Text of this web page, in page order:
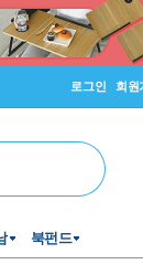
로그인 회원
북펀드